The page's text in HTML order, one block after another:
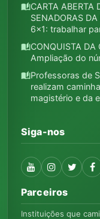
auto_storiesCARTA ABERTA
SENADORAS
6x1: trabalhar
auto_storiesCONQUISTA
Ampliação do
auto_storiesProfessoras de
realizam
magistério e da
Siga-nos
Parceiros
Instituições que